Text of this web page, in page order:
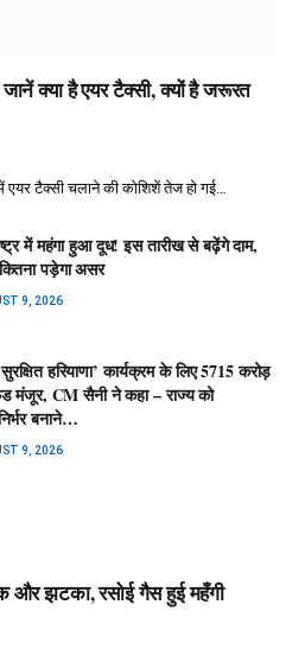
क्या है एयर टैक्सी, क्यों है जरूरत
टैक्सी चलाने की कोशिशें तेज हो गई…
में महंगा हुआ दूध! इस तारीख से बढ़ेंगे दाम,
पड़ेगा असर
9, 2026
हरियाणा’ कार्यक्रम के लिए 5715 करोड़
मंजूर, CM सैनी ने कहा – राज्य को
बनाने…
9, 2026
और झटका, रसोई गैस हुई महँगी